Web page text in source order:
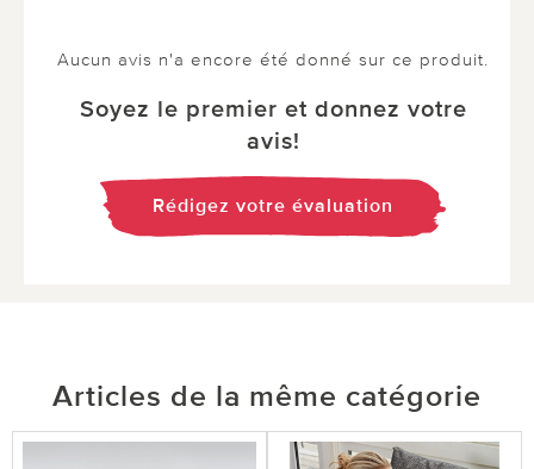
Aucun avis n'a encore été donné sur ce produit.
Soyez le premier et donnez votre
avis!
Rédigez votre évaluation
Articles de la même catégorie